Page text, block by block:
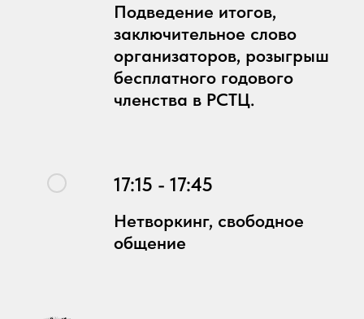
Подведение итогов,
заключительное слово
организаторов, розыгрыш
бесплатного годового
членства в РСТЦ.
17:15 - 17:45
Нетворкинг, свободное
общение